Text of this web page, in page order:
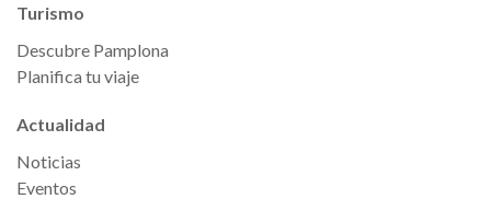
Turismo
Descubre Pamplona
Planifica tu viaje
Actualidad
Noticias
Eventos